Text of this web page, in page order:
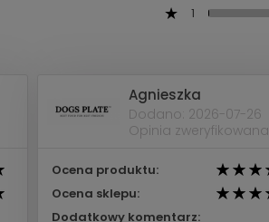
1
Agnieszka
Dodano: 2026-07-26
Opinia zweryfikowana
Ocena produktu:
Ocena sklepu:
Dodatkowy komentarz: